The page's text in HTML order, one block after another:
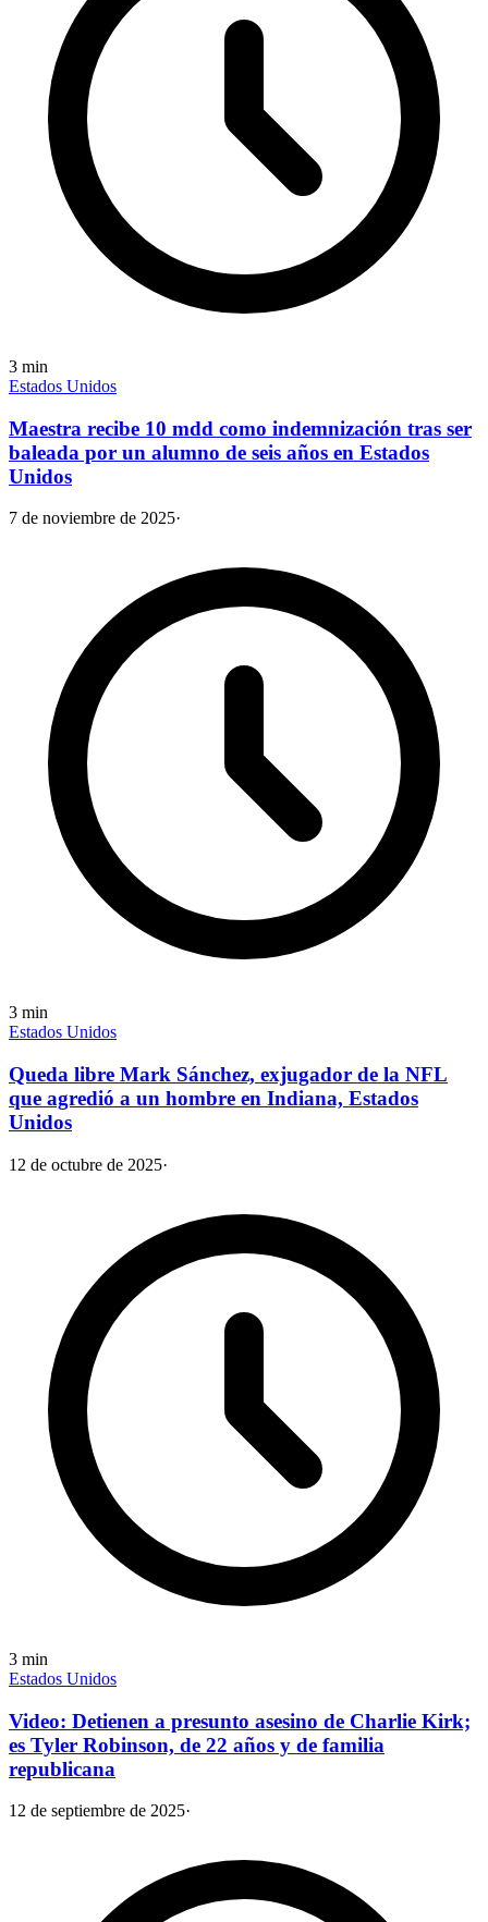
3 min
Estados Unidos
Maestra recibe 10 mdd como indemnización tras ser
baleada por un alumno de seis años en Estados
Unidos
7 de noviembre de 2025·
3 min
Estados Unidos
Queda libre Mark Sánchez, exjugador de la NFL
que agredió a un hombre en Indiana, Estados
Unidos
12 de octubre de 2025·
3 min
Estados Unidos
Video: Detienen a presunto asesino de Charlie Kirk;
es Tyler Robinson, de 22 años y de familia
republicana
12 de septiembre de 2025·